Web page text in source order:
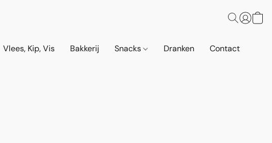
Vlees, Kip, Vis Bakkerij Snacks Dranken Contact